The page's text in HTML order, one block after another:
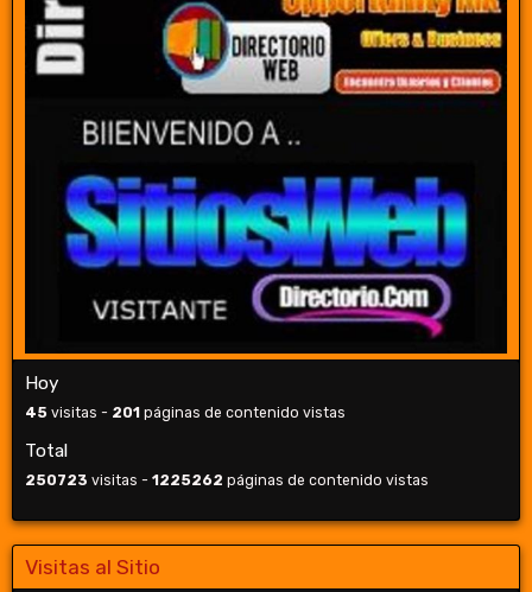
Hoy
45 visitas - 201 páginas de contenido vistas
Total
250723 visitas - 1225262 páginas de contenido vistas
Visitas al Sitio